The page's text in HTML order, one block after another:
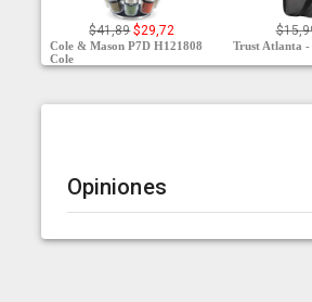
$41,89 $29,72
Cole & Mason P7D H121808
Cole
Trust Atlanta
Opiniones